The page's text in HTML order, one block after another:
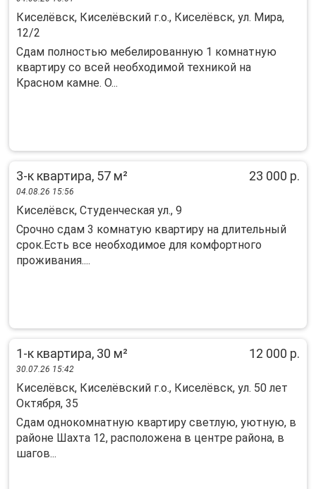
Киселёвск, Киселёвский г.о., Киселёвск, ул. Мира,
12/2
Сдам полностью мебелированную 1 комнатную
квартиру со всей необходимой техникой на
Красном камне. О...
3-к квартира, 57 м² 23 000 р.
04.08.26 15:56
Киселёвск, Студенческая ул., 9
Срочно сдам 3 комнатую квартиру на длительный
срок.Есть все необходимое для комфортного
проживания....
1-к квартира, 30 м² 12 000 р.
30.07.26 15:42
Киселёвск, Киселёвский г.о., Киселёвск, ул. 50 лет
Октября, 35
Сдам однокомнатную квартиру светлую, уютную, в
районе Шахта 12, расположена в центре района, в
шагов...